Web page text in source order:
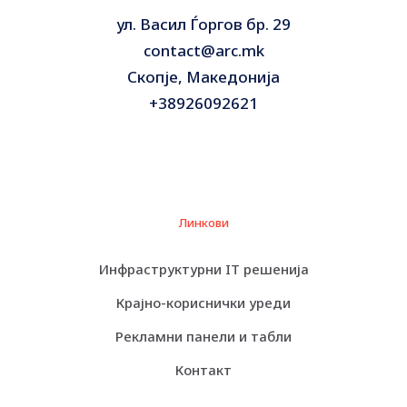
ул. Васил Ѓоргов бр. 29
contact@arc.mk
Скопје, Македонија
+38926092621
Линкови
Инфраструктурни IT решенија
Крајно-кориснички уреди
Рекламни панели и табли
Контакт